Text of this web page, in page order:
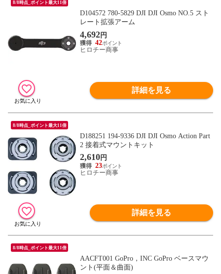
8/8時点_ポイント最大11倍
D104572 780-5829 DJI DJI Osmo NO.5 スト
レート拡張アーム
4,692円
42
ヒロチー商事
詳細を見る
8/8時点_ポイント最大11倍
D188251 194-9336 DJI DJI Osmo Action Part
2 接着式マウントキット
2,610円
23
ヒロチー商事
詳細を見る
8/8時点_ポイント最大11倍
AACFT001 GoPro，INC GoPro ベースマウ
ント(平面＆曲面)